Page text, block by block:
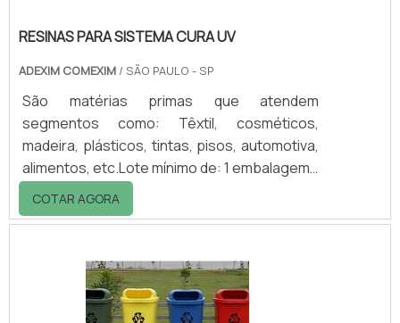
RESINAS PARA SISTEMA CURA UV
ADEXIM COMEXIM / SÃO PAULO - SP
São matérias primas que atendem
segmentos como: Têxtil, cosméticos,
madeira, plásticos, tintas, pisos, automotiva,
alimentos, etc.Lote mínimo de: 1 embalagem -
20kgResinas para sistema cura uvA Lumicryl
é uma série de macromonômeros acrílicos.
vanguarda da tecnologia UV/EB fornecendo
propriedades únicas do produto com
sistemas à base de solvente ou sem
COTAR AGORA